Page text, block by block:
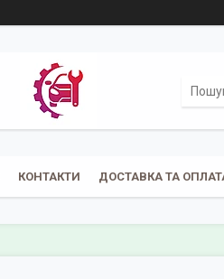
КОНТАКТИ ДОСТАВКА ТА